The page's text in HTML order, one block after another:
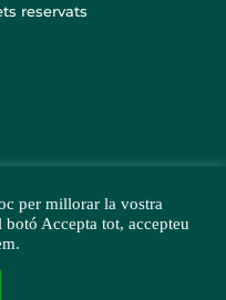
reservats
per millorar la vostra
Accepta tot, accepteu